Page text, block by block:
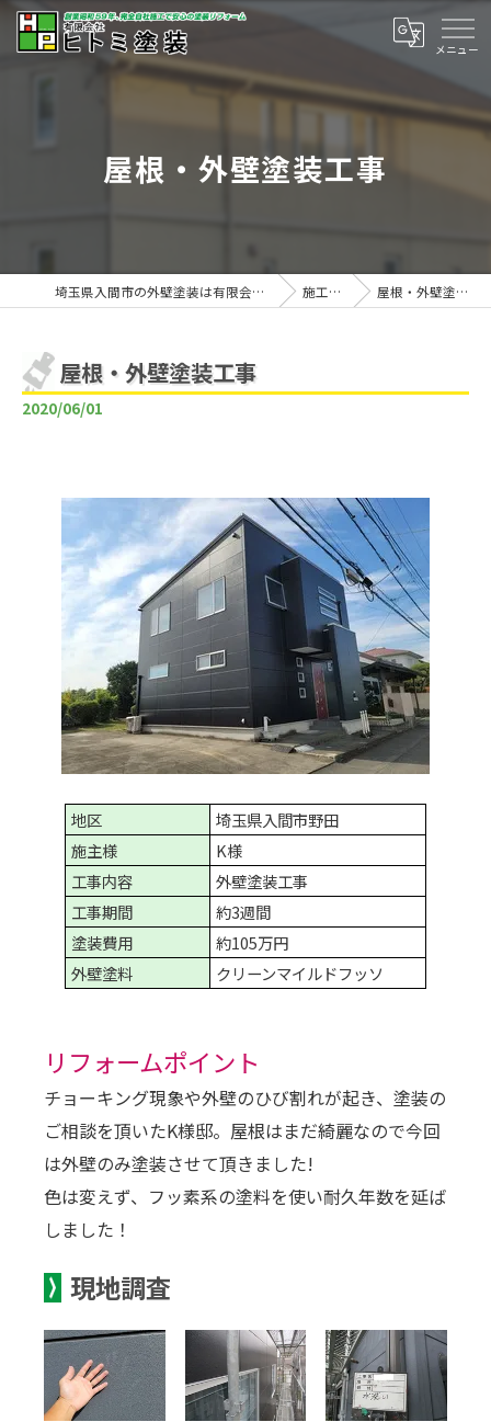
屋根・外壁塗装工事
埼玉県入間市の外壁塗装は有限会社ヒトミ塗装 施工事例 屋根・外壁塗装工事
屋根・外壁塗装工事
2020/06/01
地区
埼玉県入間市野田
施主様
K様
工事内容
外壁塗装工事
工事期間
約3週間
塗装費用
約105万円
外壁塗料
クリーンマイルドフッソ
リフォームポイント
チョーキング現象や外壁のひび割れが起き、塗装の
ご相談を頂いたK様邸。屋根はまだ綺麗なので今回
は外壁のみ塗装させて頂きました!
色は変えず、フッ素系の塗料を使い耐久年数を延ば
しました！
現地調査